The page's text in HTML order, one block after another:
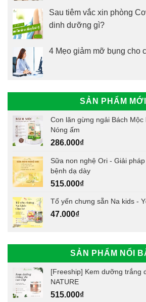
Sau tiêm vắc xin phòng
dinh dưỡng gì?
4 Mẹo giảm mỡ bụng cho
SẢN PHẨM MỚI
Con lăn gừng ngải Bách Mộc
Nóng ấm
286.000₫
Sữa non nghệ Ori - Giải
bệnh dạ dày
515.000₫
Tổ yến chưng sẵn Na kids -
47.000₫
SẢN PHẨM NỔI
[Freeship] Kem dưỡng trắng
NATURE
515.000₫